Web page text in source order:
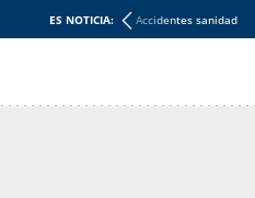
ES NOTICIA: Accidentes sanidad